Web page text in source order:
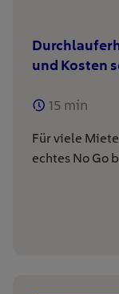
und Kosten
15 min
Für viele
echtes No Go